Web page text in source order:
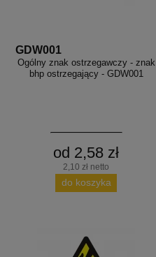
GDW001
Ogólny znak ostrzegawczy - znak
bhp ostrzegający - GDW001
od 2,58 zł
2,10 zł netto
do koszyka